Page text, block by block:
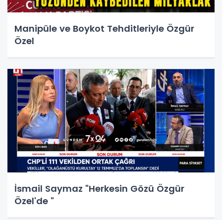
Manipüle ve Boykot Tehditleriyle Özgür
Özel
İsmail Saymaz "Herkesin Gözü Özgür
Özel'de "